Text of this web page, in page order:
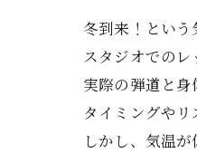
冬到来！という
スタジオでのレ
実際の弾道と身
タイミングや
しかし、気温